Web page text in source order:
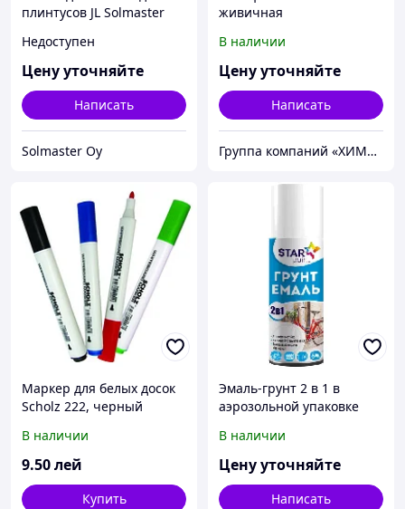
плинтусов JL Solmaster
Недоступен
Цену уточняйте
Написать
Solmaster Oy
живичная
В наличии
Цену уточняйте
Написать
Группа компаний «ХИМПЭК»
Маркер для белых досок
Scholz 222, черный
В наличии
9.50лей
Купить
Эмаль-грунт 2 в 1 в
аэрозольной упаковке
В наличии
Цену уточняйте
Написать